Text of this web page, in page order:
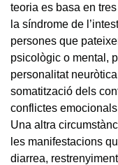
teoria es basa en
la síndrome de
persones que
psicològic o mental,
personalitat
somatització dels
conflictes
Una altra
les manifestacions
diarrea,